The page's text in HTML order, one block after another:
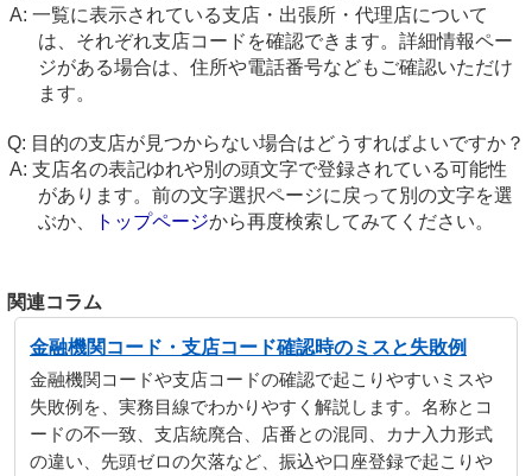
一覧に表示されている支店・出張所・代理店について
は、それぞれ支店コードを確認できます。詳細情報ペー
ジがある場合は、住所や電話番号などもご確認いただけ
ます。
目的の支店が見つからない場合はどうすればよいですか？
支店名の表記ゆれや別の頭文字で登録されている可能性
があります。前の文字選択ページに戻って別の文字を選
ぶか、
トップページから再度検索してみてください。
関連コラム
金融機関コード・支店コード確認時のミスと失敗例
金融機関コードや支店コードの確認で起こりやすいミスや
失敗例を、実務目線でわかりやすく解説します。名称とコ
ードの不一致、支店統廃合、店番との混同、カナ入力形式
の違い、先頭ゼロの欠落など、振込や口座登録で起こりや